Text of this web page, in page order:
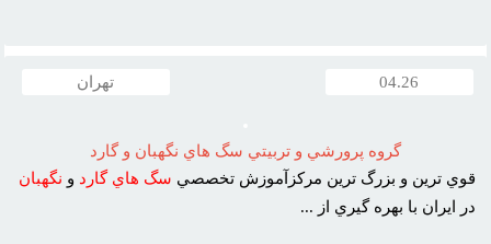
04.26 تهران
گروه پرورشي و تربيتي سگ هاي نگهبان و گارد
قوي ترين و بزرگ ترين مرکزآموزش تخصصي سگ هاي گارد و نگهبان
در ايران با بهره گيري از ...